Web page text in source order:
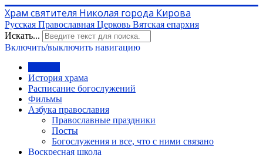
Храм святителя Николая города Кирова
Русская Православная Церковь Вятская епархия
Искать...
Включить/выключить навигацию
История храма
Расписание богослужений
Фильмы
Азбука православия
Православные праздники
Посты
Богослужения и все, что с ними связано
Воскресная школа